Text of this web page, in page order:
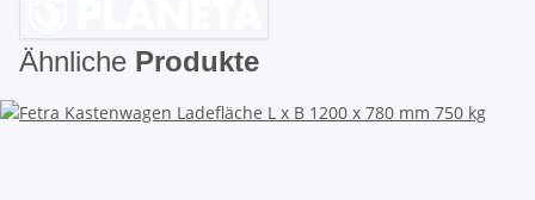
Ähnliche Produkte